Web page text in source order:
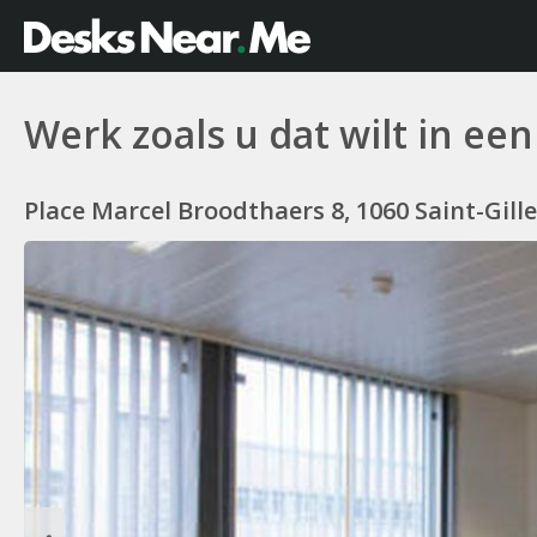
Werk zoals u dat wilt in
Place Marcel Broodthaers 8, 1060 Saint-